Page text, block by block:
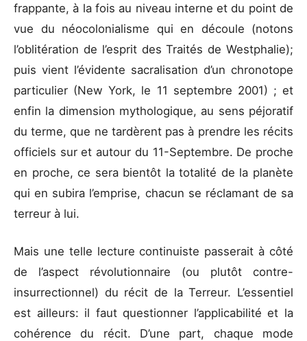
frappante, à la fois au niveau interne et du point de
vue du néocolonialisme qui en découle (notons
l’oblitération de l’esprit des Traités de Westphalie);
puis vient l’évidente sacralisation d’un chronotope
particulier (New York, le 11 septembre 2001) ; et
enfin la dimension mythologique, au sens péjoratif
du terme, que ne tardèrent pas à prendre les récits
officiels sur et autour du 11-Septembre. De proche
en proche, ce sera bientôt la totalité de la planète
qui en subira l’emprise, chacun se réclamant de sa
terreur à lui.
Mais une telle lecture continuiste passerait à côté
de l’aspect révolutionnaire (ou plutôt contre-
insurrectionnel) du récit de la Terreur. L’essentiel
est ailleurs: il faut questionner l’applicabilité et la
cohérence du récit. D’une part, chaque mode